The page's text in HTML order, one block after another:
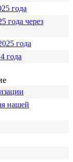
года
года через
года
года
нашей